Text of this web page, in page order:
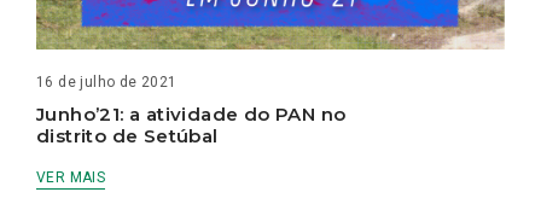
16 de julho de 2021
Junho’21: a atividade do PAN no
distrito de Setúbal
VER MAIS